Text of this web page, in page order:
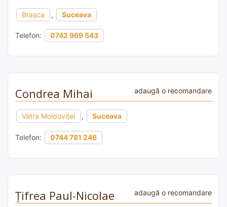
Brașca , Suceava
Telefon: 0742 969 543
Condrea Mihai adaugă o recomandare
Vatra Moldoviței , Suceava
Telefon: 0744 781 246
Țifrea Paul-Nicolae adaugă o recomandare